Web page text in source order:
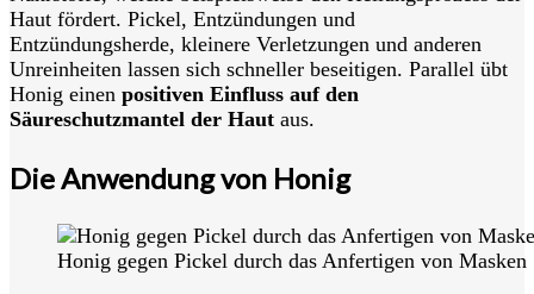
Haut fördert. Pickel, Entzündungen und
Entzündungsherde, kleinere Verletzungen und anderen
Unreinheiten lassen sich schneller beseitigen. Parallel übt
Honig einen positiven Einfluss auf den
Säureschutzmantel der Haut aus.
Die Anwendung von Honig
Honig gegen Pickel durch das Anfertigen von Masken